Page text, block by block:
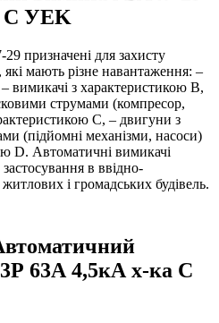
С УEK
призначені для захисту
які мають різне навантаження: –
вимикачі з характеристикою B,
струмами (компресор,
C, – двигуни з
(підйомні механізми, насоси)
D. Автоматичні вимикачі
в ввідно-
і громадських будівель.
63А 4,5кА х-ка С